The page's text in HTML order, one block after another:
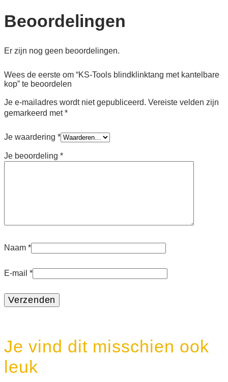
Beoordelingen
Er zijn nog geen beoordelingen.
Wees de eerste om “KS-Tools blindklink­tang met kantelbare
kop” te beoordelen
Je e-mailadres wordt niet gepubliceerd. Vereiste velden zijn
gemarkeerd met*
Je waardering *
Je beoordeling *
Naam *
E-mail *
Je vind dit misschien ook
leuk